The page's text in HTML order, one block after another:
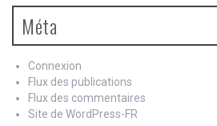
Méta
Connexion
Flux des publications
Flux des commentaires
Site de WordPress-FR